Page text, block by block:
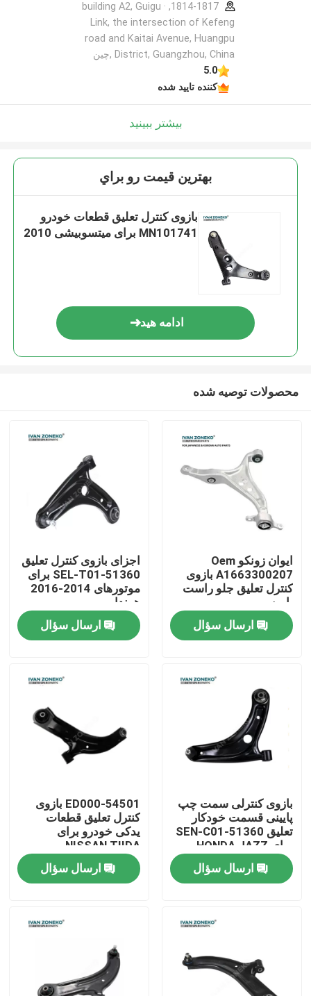
صفحه اصلی
محصولات
نمایش واقعیت مجازی
تور کارخانه
کنترل کیفیت
موارد
1814-1817, building A2, Guigu ·
Link, the intersection of Kefeng
road and Kaitai Avenue, Huangpu
District, Guangzhou, China ,چین
5.0
کننده تایید شده
بیشتر ببینید
بهترين قيمت رو براي
بازوی کنترل تعلیق قطعات خودرو
MN101741 برای میتسوبیشی 2010
ادامه هید
محصولات توصیه شده
ایوان زونکو Oem
A1663300207 بازوی
کنترل تعلیق جلو راست
پایین
ارسال سؤال
اجزای بازوی کنترل تعلیق
51360-SEL-T01 برای
موتورهای 2014-2016
هوندا
ارسال سؤال
بازوی کنترلی سمت چپ
پایینی قسمت خودکار
تعلیق 51360-SEN-C01
برای HONDA JAZZ
ارسال سؤال
54501-ED000 بازوی
کنترل تعلیق قطعات
یدکی خودرو برای
NISSAN TIIDA
ارسال سؤال